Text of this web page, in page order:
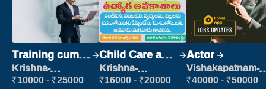
Training cum
Placement
Krishna-
vijayawada
₹10000 - ₹25000
Child Care and
Patient care
Krishna-
vijayawada
₹16000 - ₹20000
Actor
Vishakapatnam-
new
₹40000 - ₹50000